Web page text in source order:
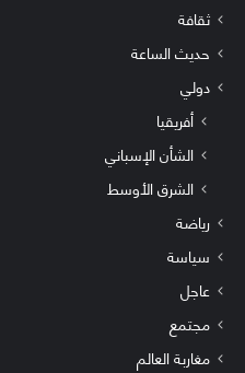
ثقافة
حديث الساعة
دولي
أفريقيا
الشأن الإسباني
الشرق الأوسط
رياضة
سياسة
عاجل
مجتمع
مغاربة العالم